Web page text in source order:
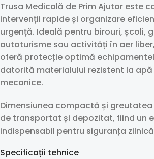
Trusa Medicală de Prim Ajutor este
intervenții rapide și organizare
urgență. Ideală pentru birouri, școli,
autoturisme sau activități în aer
oferă protecție optimă
datorită materialului rezistent la apă
mecanice.
Dimensiunea compactă și
de transportat și depozitat, fiind un
indispensabil pentru siguranța
Specificații tehnice